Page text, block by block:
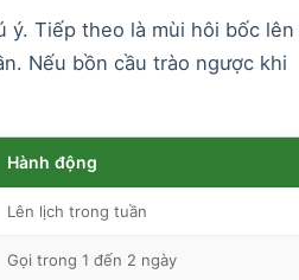
ý. Tiếp theo là mùi hôi bốc lên
Nếu bồn cầu trào ngược khi
Hành động
Lên lịch trong tuần
Gọi trong 1 đến 2 ngày